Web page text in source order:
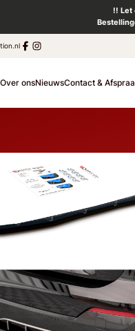
!! Let
Over onsNieuwsContact &